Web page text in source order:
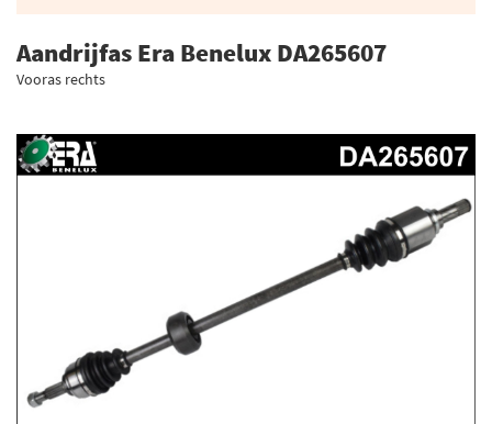
Aandrijfas Era Benelux DA265607
Vooras rechts